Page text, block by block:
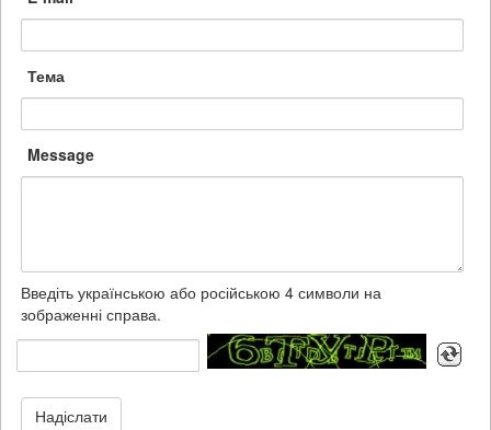
Тема
Message
Введіть українською або російською 4 символи на
зображенні справа.
Надіслати